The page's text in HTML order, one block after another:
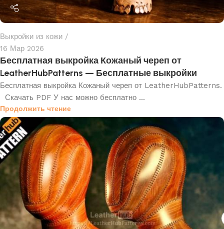
Выкройки из кожи
16 Мар 2026
Бесплатная выкройка Кожаный череп от
LeatherHubPatterns — Бесплатные выкройки
Бесплатная выкройка Кожаный череп от LeatherHubPatterns.
Скачать PDF У нас можно бесплатно ...
Продолжить чтение